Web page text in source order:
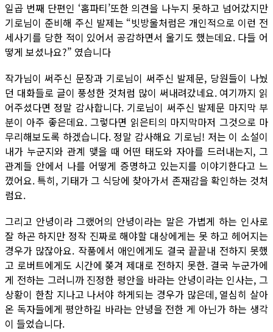
일곱 번째 단편인 ‘홈파티’또한 의견을 나누지 못하고 넘어갔지만
기로님이 준비해 주신 발제는 “빗방울처럼은 개인적으로 이런 전
세사기를 당한 적이 있어서 공감하면서 울기도 했는데요. 다들 어
떻게 보셨나요?” 였습니다
작가님이 써주신 문장과 기로님이 써주신 발제문, 당원들이 나눴
던 대화들로 글이 풍성한 것처럼 많이 써내려갔네요. 여기까지 읽
어주셨다면 정말 감사합니다. 기로님이 써주신 발제문 마지막 부
분이 아주 좋은데요. 그렇다면 읽은티의 마지막마저 그것으로 마
무리해보도록 하겠습니다. 정말 감사해요 기로님! 저는 이 소설이
내가 누군지와 관계 맺을 때 어떤 태도와 자아를 드러내는지, 그
관계들 안에서 나를 어떻게 증명하고 있는지를 이야기한다고 느
꼈어요. 특히, 기태가 그 식당에 찾아가서 존재감을 확인하는 것처
럼요.
그리고 안녕이라 그랬어의 안녕이라는 말은 가볍게 하는 인사로
잘 하곤 하지만 정작 진짜로 해야할 대상에게는 못 하고 헤어지는
경우가 많잖아요. 작품에서 애인에게도 결국 끝끝내 전하지 못했
고 로버트에게도 시간에 쫒겨 제대로 전하지 못한. 결국 누군가에
게 전하는 그러니까 진정한 평안을 바라는 안녕이라는 인사는, 그
상황이 한참 지나고 나서야 하게되는 경우가 많은데, 열심히 살아
온 독자들에게 평안하길 바라는 안녕을 전한 게 아닌가 하는 생각
이 들었습니다.